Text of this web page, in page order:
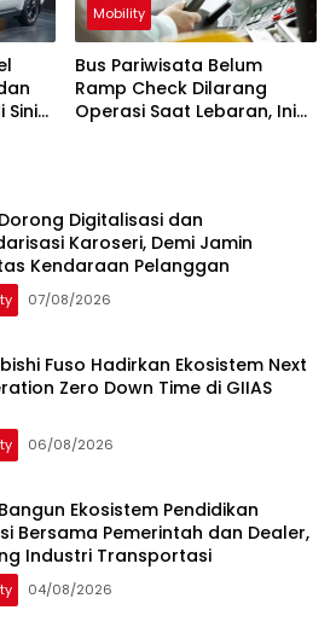
Sini
Mobility
Bus Pariwisata Belum
Ramp Check Dilarang
Operasi Saat Lebaran, Ini
Digitalisasi dan
Karoseri, Demi Jamin
Kendaraan Pelanggan
07/08/2026
Fuso Hadirkan Ekosistem Next
Zero Down Time di GIIAS
06/08/2026
Ekosistem Pendidikan
Bersama Pemerintah dan Dealer,
Industri Transportasi
04/08/2026